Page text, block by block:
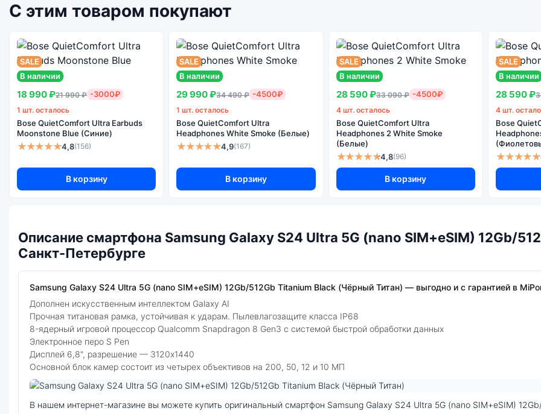
Количество основных камер:
Фотокамера МПикс: 12/
Оптическая стабилизация:
С этим товаром покупают
SALE
В наличии
18 990 ₽21 990 ₽ -3000₽
1 шт. осталось
Bose QuietComfort Ultra Earbuds
Moonstone Blue (Синие)
★★★★★4,8(156)
В корзину
SALE
В наличии
29 990 ₽34 490 ₽ -4500₽
1 шт. осталось
Bose QuietComfort Ultra
Headphones White Smoke (Белые)
★★★★★4,9(167)
В корзину
SALE
В наличии
28 590 ₽33 090 ₽ -4500₽
4 шт. осталось
Bose QuietComfort Ultra
Headphones 2 White Smoke
(Белые)
★★★★★4,8(96)
В корзину
SALE
В наличии
28 590 ₽
4 шт.
Bose
★★★★★
Описание смартфона Samsung Galaxy S24 Ultra 5G (nano SIM+eSIM) 12Gb/
Санкт-Петербурге
Samsung Galaxy S24 Ultra 5G (nano SIM+eSIM) 12Gb/512Gb Titanium Black (Чёрный Титан) — выгодно и с гарантией в
Дополнен искусственным интеллектом Galaxy AI
Прочная титановая рамка, устойчивая к ударам. Пылевлагозащите класса IP68
8-ядерный игровой процессор Qualcomm Snapdragon 8 Gen3 с системой быстрой обработки данных
Электронное перо S Pen
Дисплей 6,8", разрешение — 3120x1440
Основной блок камер состоит из четырех объективов на 200, 50, 12 и 10 МП
В нашем интернет-магазине вы можете купить оригинальный смартфон Samsung Galaxy S24 Ultra 5G (nano SIM+eSIM) 12Gb/512Gb Titanium Black (Чёрный Титан) по выгодной цене.